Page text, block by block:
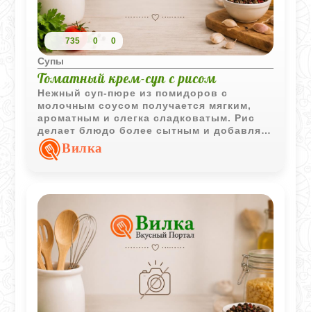
735 0 0
Супы
Томатный крем-суп с рисом
Нежный суп-пюре из помидоров с
молочным соусом получается мягким,
ароматным и слегка сладковатым. Рис
делает блюдо более сытным и добавляет
приятную текстуру.
Вилка